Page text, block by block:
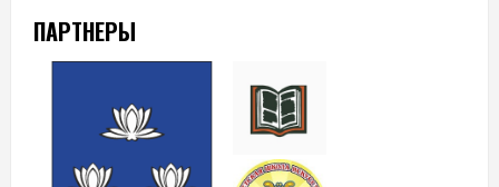
ПАРТНЕРЫ